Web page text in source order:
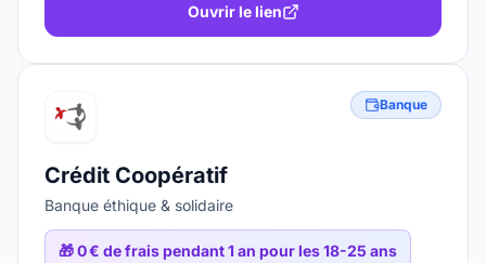
Ouvrir le lien
Banque
Crédit Coopératif
Banque éthique & solidaire
🎁0 € de frais pendant 1 an pour les 18-25 ans